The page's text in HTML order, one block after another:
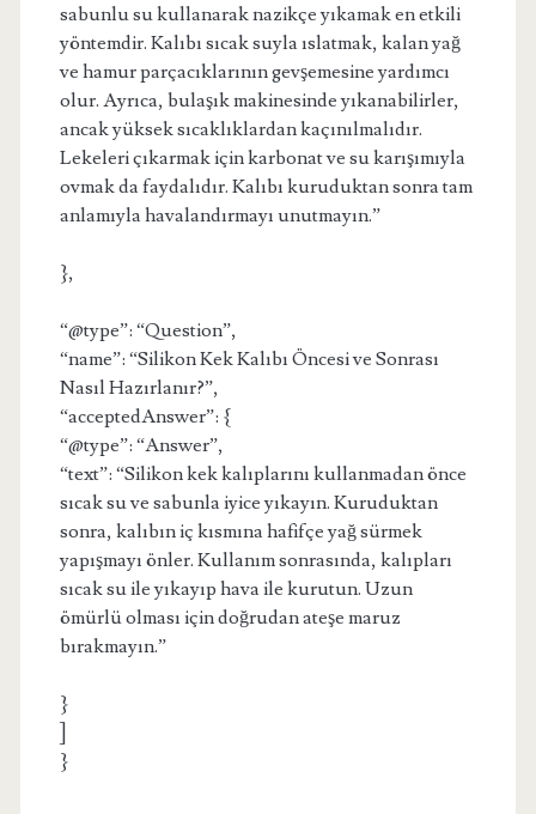
sabunlu su kullanarak nazikçe yıkamak en etkili
yöntemdir. Kalıbı sıcak suyla ıslatmak, kalan yağ
ve hamur parçacıklarının gevşemesine yardımcı
olur. Ayrıca, bulaşık makinesinde yıkanabilirler,
ancak yüksek sıcaklıklardan kaçınılmalıdır.
Lekeleri çıkarmak için karbonat ve su karışımıyla
ovmak da faydalıdır. Kalıbı kuruduktan sonra tam
anlamıyla havalandırmayı unutmayın.”
},
“@type”: “Question”,
“name”: “Silikon Kek Kalıbı Öncesi ve Sonrası
Nasıl Hazırlanır?”,
“acceptedAnswer”: {
“@type”: “Answer”,
“text”: “Silikon kek kalıplarını kullanmadan önce
sıcak su ve sabunla iyice yıkayın. Kuruduktan
sonra, kalıbın iç kısmına hafifçe yağ sürmek
yapışmayı önler. Kullanım sonrasında, kalıpları
sıcak su ile yıkayıp hava ile kurutun. Uzun
ömürlü olması için doğrudan ateşe maruz
bırakmayın.”
}
}